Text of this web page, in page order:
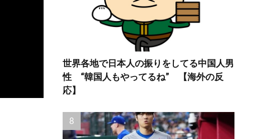
世界各地で日本人の振りをしてる中国人男
性 “韓国人もやってるね” 【海外の反
応】